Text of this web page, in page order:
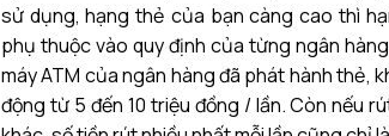
sử dụng, hạng thẻ của bạn càng cao thì
phụ thuộc vào quy định của từng ngân
máy ATM của ngân hàng đã phát hành thẻ,
động từ 5 đến 10 triệu đồng / lần. Còn nếu